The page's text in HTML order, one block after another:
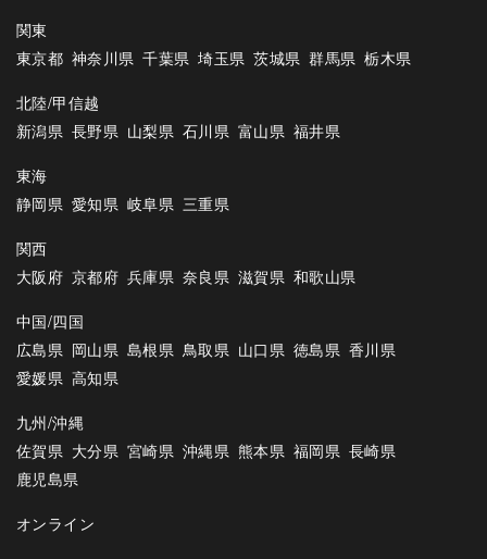
関東
東京都 神奈川県 千葉県 埼玉県 茨城県 群馬県 栃木県
北陸/甲信越
新潟県 長野県 山梨県 石川県 富山県 福井県
東海
静岡県 愛知県 岐阜県 三重県
関西
大阪府 京都府 兵庫県 奈良県 滋賀県 和歌山県
中国/四国
広島県 岡山県 島根県 鳥取県 山口県 徳島県 香川県
愛媛県 高知県
九州/沖縄
佐賀県 大分県 宮崎県 沖縄県 熊本県 福岡県 長崎県
鹿児島県
オンライン